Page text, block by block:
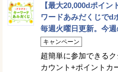
【最大20,000dポイ
ワードあみだくじでd
毎週火曜日更新。今
キャンペーン
超簡単に参加できる
カウント+ポイントカ